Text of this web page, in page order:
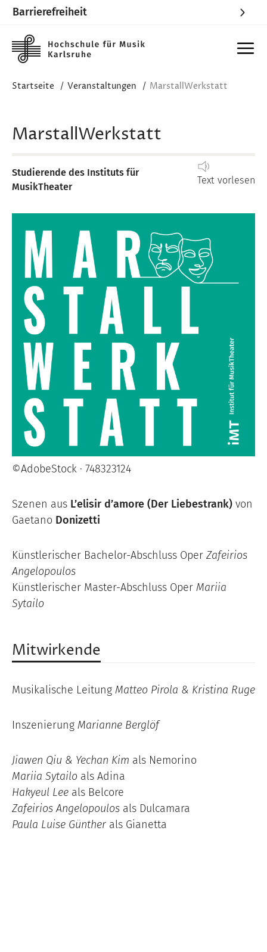
Barrierefreiheit
Startseite Veranstaltungen MarstallWerkstatt
MarstallWerkstatt
Text vorlesen
Studierende des Instituts für
MusikTheater
©AdobeStock · 748323124
Szenen aus L’elisir d’amore (Der Liebestrank) von
Gaetano Donizetti
Künstlerischer Bachelor-Abschluss Oper Zafeirios
Angelopoulos
Künstlerischer Master-Abschluss Oper Mariia
Sytailo
Mitwirkende
Musikalische Leitung Matteo Pirola & Kristina Ruge
Inszenierung Marianne Berglöf
Jiawen Qiu & Yechan Kim als Nemorino
Mariia Sytailo als Adina
Hakyeul Lee als Belcore
Zafeirios Angelopoulos als Dulcamara
Paula Luise Günther als Gianetta